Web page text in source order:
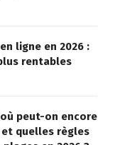
ligne en 2026 :
rentables
peut-on encore
quelles règles